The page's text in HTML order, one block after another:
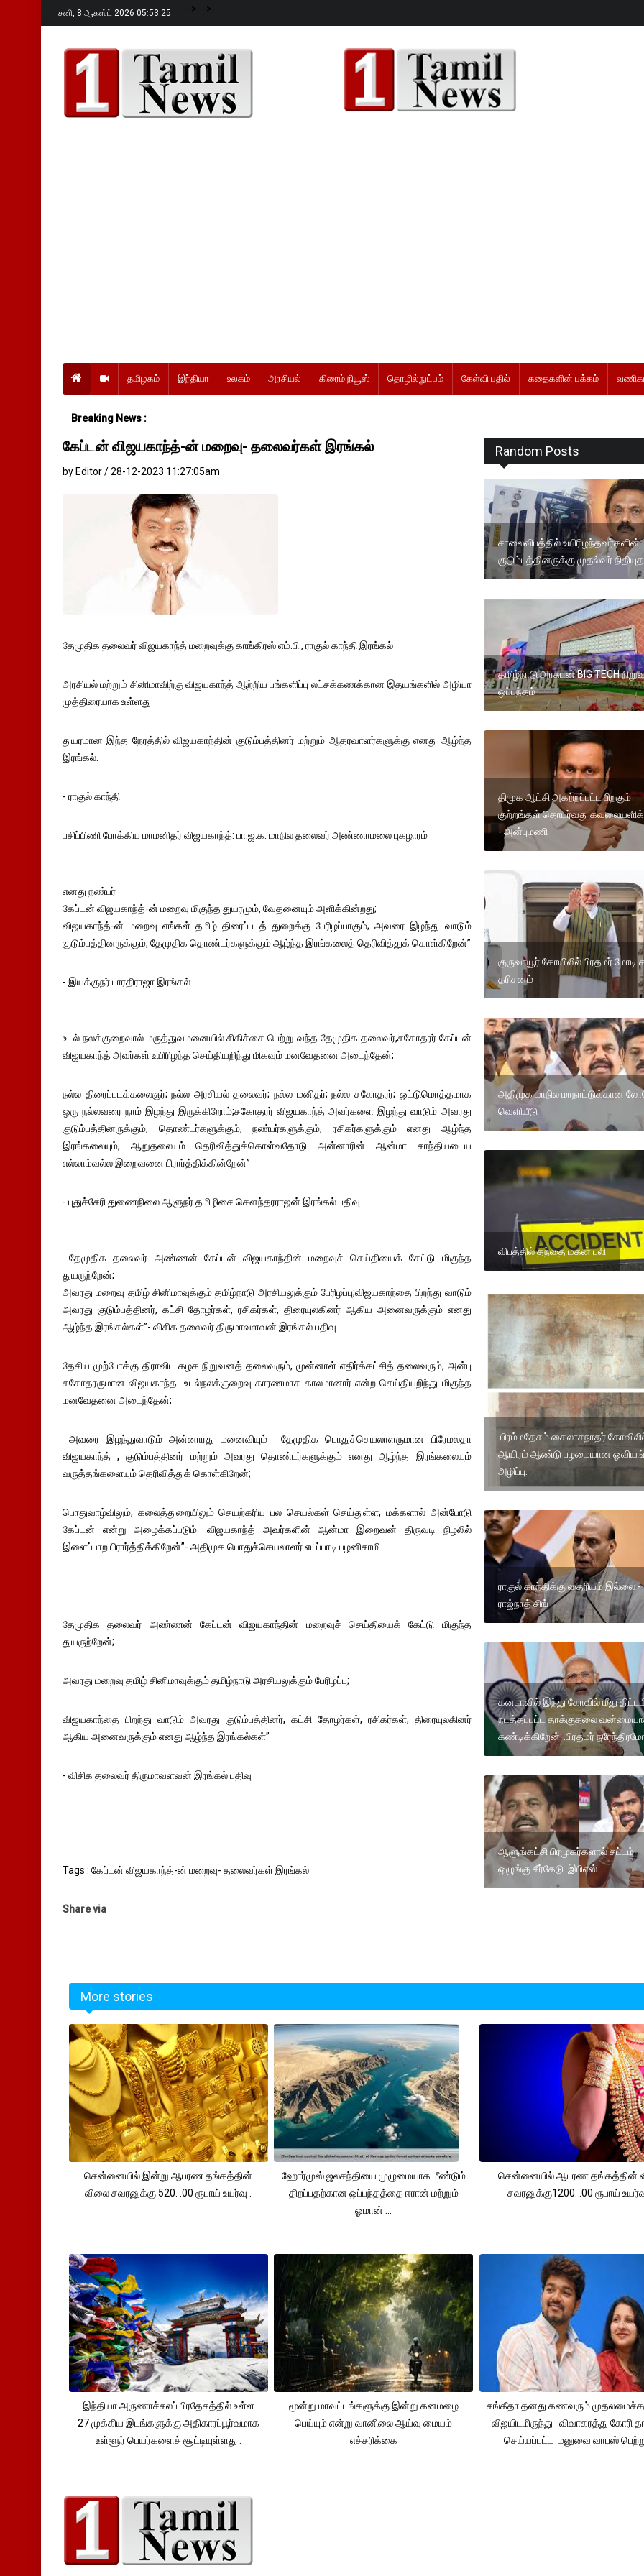
சனி, 8 ஆகஸ்ட் 2026 05:53:26 --> -->
தமிழகம் இந்தியா உலகம் அரசியல் கிரைம் நியூஸ் தொழில்நுட்பம் கேள்வி பதில் கதைகளின் பக்கம்
Breaking News :
கேப்டன் விஜயகாந்த்-ன் மறைவு- தலைவர்கள் இரங்கல்
by Editor / 28-12-2023 11:27:05am
தேமுதிக தலைவர் விஜயகாந்த் மறைவுக்கு காங்கிரஸ் எம்.பி., ராகுல் காந்தி இரங்கல்
அரசியல் மற்றும் சினிமாவிற்கு விஜயகாந்த் ஆற்றிய பங்களிப்பு லட்சக்கணக்கான இதயங்களில் அழியா
முத்திரையாக உள்ளது
துயரமான இந்த நேரத்தில் விஜயகாந்தின் குடும்பத்தினர் மற்றும் ஆதரவாளர்களுக்கு எனது ஆழ்ந்த
இரங்கல்.
- ராகுல் காந்தி
பசிப்பிணி போக்கிய மாமனிதர் விஜயகாந்த்: பா.ஜ.க. மாநில தலைவர் அண்ணாமலை புகழாரம்
எனது நண்பர்
கேப்டன் விஜயகாந்த்-ன் மறைவு மிகுந்த துயரமும், வேதனையும் அளிக்கின்றது;
விஜயகாந்த்-ன் மறைவு எங்கள் தமிழ் திரைப்படத் துறைக்கு பேரிழப்பாகும்; அவரை இழந்து வாடும்
குடும்பத்தினருக்கும், தேமுதிக தொண்டர்களுக்கும் ஆழ்ந்த இரங்கலைத் தெரிவித்துக் கொள்கிறேன்”
- இயக்குநர் பாரதிராஜா இரங்கல்
உடல் நலக்குறைவால் மருத்துவமனையில் சிகிச்சை பெற்று வந்த தேமுதிக தலைவர்,சகோதரர் கேப்டன்
விஜயகாந்த் அவர்கள் உயிரிழந்த செய்தியறிந்து மிகவும் மனவேதனை அடைந்தேன்;
நல்ல திரைப்படக்கலைஞர்; நல்ல அரசியல் தலைவர்; நல்ல மனிதர்; நல்ல சகோதரர்; ஒட்டுமொத்தமாக
ஒரு நல்லவரை நாம் இழந்து இருக்கிறோம்;சகோதரர் விஜயகாந்த் அவர்களை இழந்து வாடும் அவரது
குடும்பத்தினருக்கும், தொண்டர்களுக்கும், நண்பர்களுக்கும், ரசிகர்களுக்கும் எனது ஆழ்ந்த
இரங்கலையும், ஆறுதலையும் தெரிவித்துக்கொள்வதோடு அன்னாரின் ஆன்மா சாந்தியடைய
எல்லாம்வல்ல இறைவனை பிரார்த்திக்கின்றேன்”
- புதுச்சேரி துணைநிலை ஆளுநர் தமிழிசை சௌந்தரராஜன் இரங்கல் பதிவு.
தேமுதிக தலைவர் அண்ணன் கேப்டன் விஜயகாந்தின் மறைவுச் செய்தியைக் கேட்டு மிகுந்த
துயருற்றேன்;
அவரது மறைவு தமிழ் சினிமாவுக்கும் தமிழ்நாடு அரசியலுக்கும் பேரிழப்பு;விஜயகாந்தை பிறந்து வாடும்
அவரது குடும்பத்தினர், கட்சி தோழர்கள், ரசிகர்கள், திரையுலகினர் ஆகிய அனைவருக்கும் எனது
ஆழ்ந்த இரங்கல்கள்”- விசிக தலைவர் திருமாவளவன் இரங்கல் பதிவு.
தேசிய முற்போக்கு திராவிட கழக நிறுவனத் தலைவரும், முன்னாள் எதிர்க்கட்சித் தலைவரும், அன்பு
சகோதரருமான விஜயகாந்த உடல்நலக்குறைவு காரணமாக காலமானார் என்ற செய்தியறிந்து மிகுந்த
மனவேதனை அடைந்தேன்;
அவரை இழந்துவாடும் அன்னாரது மனைவியும் தேமுதிக பொதுச்செயலாளருமான பிரேமலதா
விஜயகாந்த் , குடும்பத்தினர் மற்றும் அவரது தொண்டர்களுக்கும் எனது ஆழ்ந்த இரங்கலையும்
வருத்தங்களையும் தெரிவித்துக் கொள்கிறேன்;
பொதுவாழ்விலும், கலைத்துறையிலும் செயற்கரிய பல செயல்கள் செய்துள்ள, மக்களால் அன்போடு
கேப்டன் என்று அழைக்கப்படும் .விஜயகாந்த் அவர்களின் ஆன்மா இறைவன் திருவடி நிழலில்
இளைப்பாற பிரார்த்திக்கிறேன்”- அதிமுக பொதுச்செயலாளர் எடப்பாடி பழனிசாமி.
தேமுதிக தலைவர் அண்ணன் கேப்டன் விஜயகாந்தின் மறைவுச் செய்தியைக் கேட்டு மிகுந்த
துயருற்றேன்;
அவரது மறைவு தமிழ் சினிமாவுக்கும் தமிழ்நாடு அரசியலுக்கும் பேரிழப்பு;
விஜயகாந்தை பிறந்து வாடும் அவரது குடும்பத்தினர், கட்சி தோழர்கள், ரசிகர்கள், திரையுலகினர்
ஆகிய அனைவருக்கும் எனது ஆழ்ந்த இரங்கல்கள்”
- விசிக தலைவர் திருமாவளவன் இரங்கல் பதிவு
Tags : கேப்டன் விஜயகாந்த்-ன் மறைவு- தலைவர்கள் இரங்கல்
Share via
Random Posts
சாலைவிபத்தில் உயிரிழந்தவர்களின்
குடும்பத்தினருக்கு முதல்வர்
தமிழ்நாடு அரசுடன் BIG TECH
ஒப்பந்தம்
திமுக ஆட்சி அகற்றப்பட்ட பிறகும்
குற்றங்கள் தொடர்வது
- அன்புமணி
குருவாயூர் கோயிலில் பிரதமர் மோடி
தரிசனம்
அதிமுக மாநில மாநாட்டுக்கான
வெளியீடு
விபத்தில் தந்தை மகன் பலி
பிரம்மதேசம் கைலாசநாதர்
ஆயிரம் ஆண்டு பழமையான
அழிப்பு.
ராகுல் காந்திக்கு தைரியம் இல்லை -
ராஜ்நாத் சிங்
கனடாவில் இந்து கோவில் மீது
நடத்தப்பட்ட தாக்குதலை
கண்டிக்கிறேன்-.பிரதமர்
ஆளுங்கட்சி பிரமுகர்களால் சட்டம் -
ஒழுங்கு சீர்கேடு: இபிஎஸ்
More stories
சென்னையில் இன்று ஆபரண தங்கத்தின்
விலை சவரனுக்கு 520. .00 ரூபாய் உயர்வு .
ஹோர்முஸ் ஜலசந்தியை முழுமையாக மீண்டும்
திறப்பதற்கான ஒப்பந்தத்தை ஈரான் மற்றும்
ஓமான் ...
சென்னையில் ஆபரண தங்கத்தின்
சவரனுக்கு1200. .00 ரூபாய்
இந்தியா அருணாச்சலப் பிரதேசத்தில் உள்ள
27 முக்கிய இடங்களுக்கு அதிகாரப்பூர்வமாக
உள்ளூர் பெயர்களைச் சூட்டியுள்ளது .
மூன்று மாவட்டங்களுக்கு இன்று கனமழை
பெய்யும் என்று வானிலை ஆய்வு மையம்
எச்சரிக்கை
சங்கீதா தனது கணவரும்
விஜயிடமிருந்து விவாகரத்து கோரி
செய்யப்பட்ட மனுவை வாபஸ்